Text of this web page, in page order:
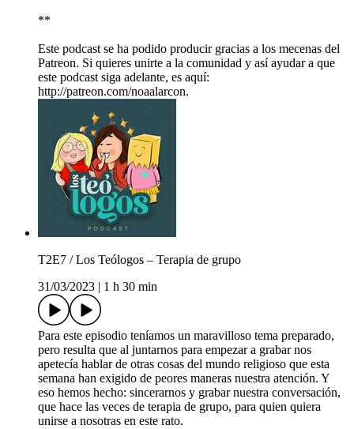
**
Este podcast se ha podido producir gracias a los mecenas del
Patreon. Si quieres unirte a la comunidad y así ayudar a que
este podcast siga adelante, es aquí:
http://patreon.com/noaalarcon.
T2E7 / Los Teólogos – Terapia de grupo
31/03/2023
1 h 30 min
Para este episodio teníamos un maravilloso tema preparado,
pero resulta que al juntarnos para empezar a grabar nos
apetecía hablar de otras cosas del mundo religioso que esta
semana han exigido de peores maneras nuestra atención. Y
eso hemos hecho: sincerarnos y grabar nuestra conversación,
que hace las veces de terapia de grupo, para quien quiera
unirse a nosotras en este rato.